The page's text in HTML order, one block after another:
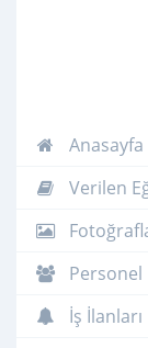
Anasayfa
Verilen
Personel
İş İlanları